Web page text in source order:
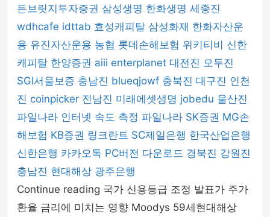
든브릿지투자증권 삼성생명 한화생명 세종진
wdhcafe idttab 효성캐피탈 삼성화재 한화자산운
용 유진자산운용 농협 롯데손해보험 위키티비 신한
캐피탈 한양증권 aiii enterplanet 대전진 모두진
SGI서울보증 충남진 blueqjowf 충북진 대구진 인천
진 coinpicker 전남진 미래에셋생명 jobedu 울산진
파일나라 인터넷 속도 측정 파일나라 SK증권 MG손
해보험 KB증권 링크란트 SC제일은행 한국산업은행
신한은행 카카오톡 PC버전 다운로드 경북진 강원진
충남진 현대해상 광주은행
Continue reading 국가 신용등급 조정 발표가 주가
환율 금리에 미치는 영향 Moodys 59세현대해상